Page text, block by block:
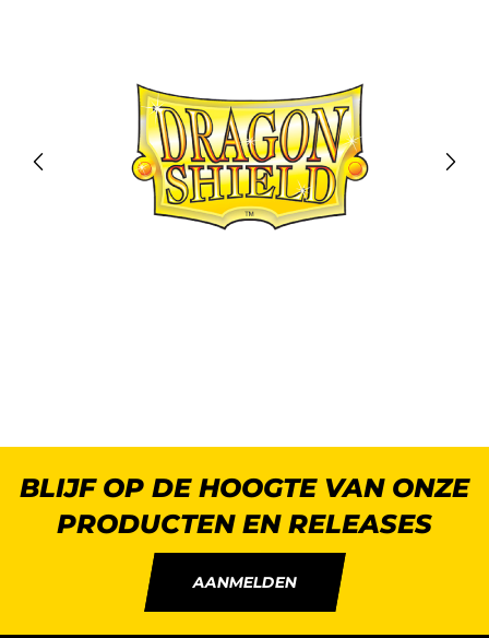
BLIJF OP DE HOOGTE VAN ONZE
PRODUCTEN EN RELEASES
AANMELDEN